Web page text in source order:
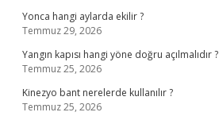
Yonca hangi aylarda ekilir ?
Temmuz 29, 2026
Yangın kapısı hangi yöne doğru açılmalıdır ?
Temmuz 25, 2026
Kinezyo bant nerelerde kullanılır ?
Temmuz 25, 2026